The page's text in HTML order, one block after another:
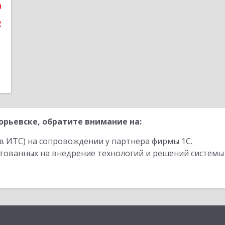
обратите внимание на:
ИТС) на сопровождении у партнера фирмы 1С.
на внедрение технологий и решений